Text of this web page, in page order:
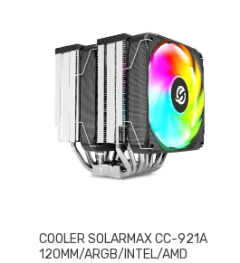
COOLER SOLARMAX CC-921A
120MM/ARGB/INTEL/AMD